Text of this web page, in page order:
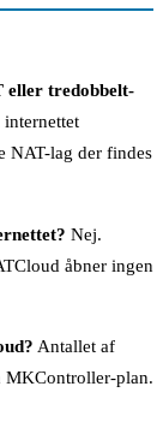
eller tredobbelt-
NAT-lag der findes
Nej.
åbner ingen
Antallet af
plan.